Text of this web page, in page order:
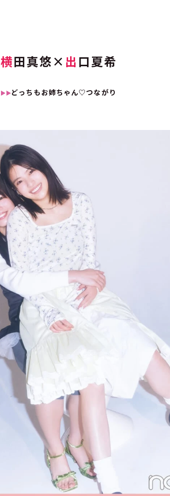
横田真悠× 出 口夏希
どっちもお姉ちゃん♡つながり